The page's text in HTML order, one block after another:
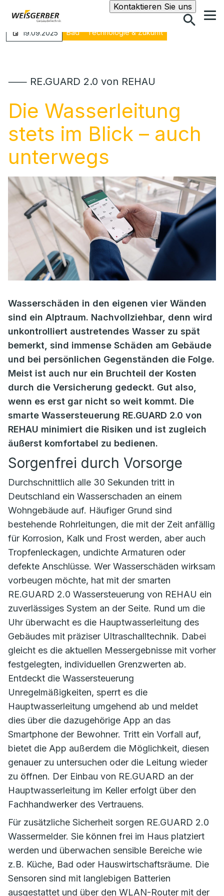
Kontaktieren Sie unsSuche
19.09.2025 Bad Technologie & Zukunft
⸺ RE.GUARD 2.0 von REHAU
Die Wasserleitung
stets im Blick – auch
unterwegs
Wasserschäden in den eigenen vier Wänden
sind ein Alptraum. Nachvollziehbar, denn wird
unkontrolliert austretendes Wasser zu spät
bemerkt, sind immense Schäden am Gebäude
und bei persönlichen Gegenständen die Folge.
Meist ist auch nur ein Bruchteil der Kosten
durch die Versicherung gedeckt. Gut also,
wenn es erst gar nicht so weit kommt. Die
smarte Wassersteuerung RE.GUARD 2.0 von
REHAU minimiert die Risiken und ist zugleich
äußerst komfortabel zu bedienen.
Sorgenfrei durch Vorsorge
Durchschnittlich alle 30 Sekunden tritt in
Deutschland ein Wasserschaden an einem
Wohngebäude auf. Häufiger Grund sind
bestehende Rohrleitungen, die mit der Zeit anfällig
für Korrosion, Kalk und Frost werden, aber auch
Tropfenleckagen, undichte Armaturen oder
defekte Anschlüsse. Wer Wasserschäden wirksam
vorbeugen möchte, hat mit der smarten
RE.GUARD 2.0 Wassersteuerung von REHAU ein
zuverlässiges System an der Seite. Rund um die
Uhr überwacht es die Hauptwasserleitung des
Gebäudes mit präziser Ultraschalltechnik. Dabei
gleicht es die aktuellen Messergebnisse mit vorher
festgelegten, individuellen Grenzwerten ab.
Entdeckt die Wassersteuerung
Unregelmäßigkeiten, sperrt es die
Hauptwasserleitung umgehend ab und meldet
dies über die dazugehörige App an das
Smartphone der Bewohner. Tritt ein Vorfall auf,
bietet die App außerdem die Möglichkeit, diesen
genauer zu untersuchen oder die Leitung wieder
zu öffnen. Der Einbau von RE.GUARD an der
Hauptwasserleitung im Keller erfolgt über den
Fachhandwerker des Vertrauens.
Für zusätzliche Sicherheit sorgen RE.GUARD 2.0
Wassermelder. Sie können frei im Haus platziert
werden und überwachen sensible Bereiche wie
z.B. Küche, Bad oder Hauswirtschaftsräume. Die
Sensoren sind mit langlebigen Batterien
ausgestattet und über den WLAN-Router mit der